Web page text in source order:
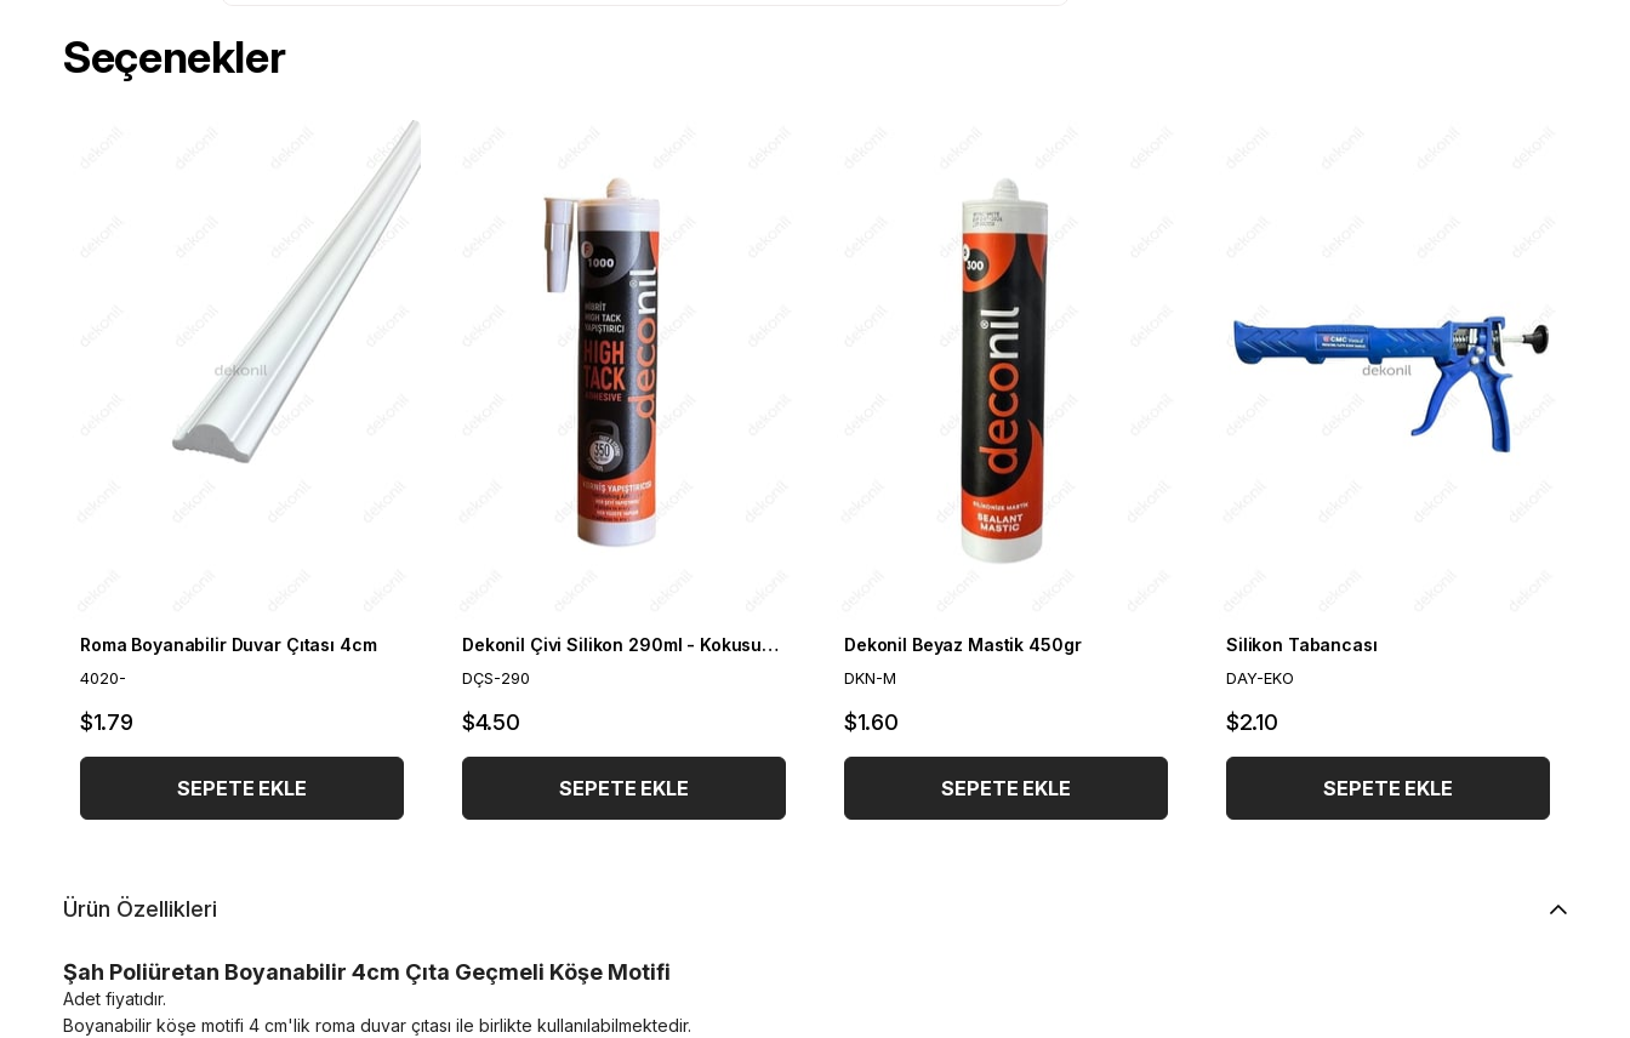
Seçenekler
Roma Boyanabilir Duvar Çıtası 4cm
4020-
$1.79
SEPETE EKLE
Dekonil Çivi Silikon 290ml - Kokusuz ve Hızlı Kuruyan Montaj Yapıştırıcısı
DÇS-290
$4.50
SEPETE EKLE
Dekonil Beyaz Mastik 450gr
DKN-M
$1.60
SEPETE EKLE
Silikon Tabancası
DAY-EKO
$2.10
SEPETE EKLE
Ürün Özellikleri
Şah Poliüretan Boyanabilir 4cm Çıta Geçmeli Köşe Motifi
Adet fiyatıdır.
Boyanabilir köşe motifi 4 cm'lik roma duvar çıtası ile birlikte kullanılabilmektedir.